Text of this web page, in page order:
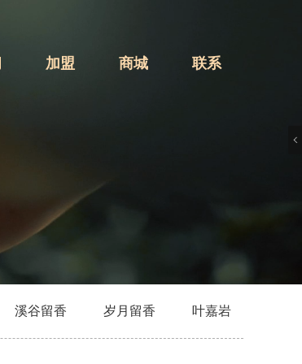
加盟 商城 联系
溪谷留香 岁月留香 叶嘉岩